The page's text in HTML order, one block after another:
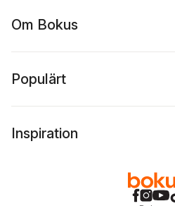
Om Bokus
Populärt
Inspiration